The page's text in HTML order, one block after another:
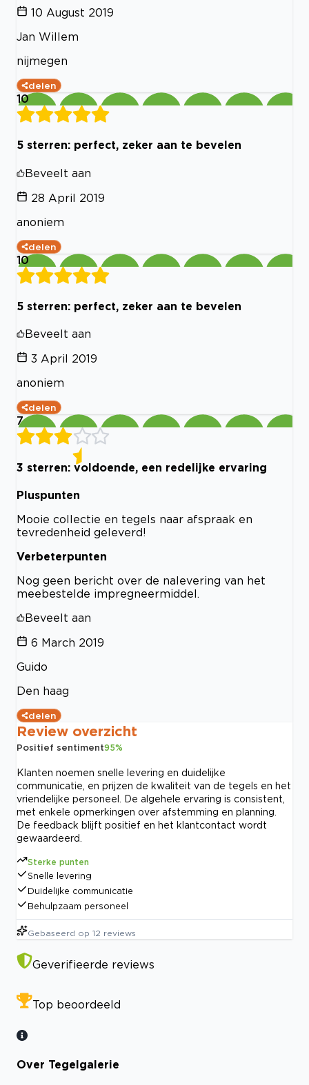
10 August 2019
Jan Willem
nijmegen
delen
10
5 sterren: perfect, zeker aan te bevelen
Beveelt aan
28 April 2019
anoniem
delen
10
5 sterren: perfect, zeker aan te bevelen
Beveelt aan
3 April 2019
anoniem
delen
7
3 sterren: voldoende, een redelijke ervaring
Pluspunten
Mooie collectie en tegels naar afspraak en
tevredenheid geleverd!
Verbeterpunten
Nog geen bericht over de nalevering van het
meebestelde impregneermiddel.
Beveelt aan
6 March 2019
Guido
Den haag
delen
Review overzicht
Positief sentiment95%
Klanten noemen snelle levering en duidelijke
communicatie, en prijzen de kwaliteit van de tegels en het
vriendelijke personeel. De algehele ervaring is consistent,
met enkele opmerkingen over afstemming en planning.
De feedback blijft positief en het klantcontact wordt
gewaardeerd.
Sterke punten
Snelle levering
Duidelijke communicatie
Behulpzaam personeel
Gebaseerd op 12 reviews
Geverifieerde reviews
Top beoordeeld
Over Tegelgalerie